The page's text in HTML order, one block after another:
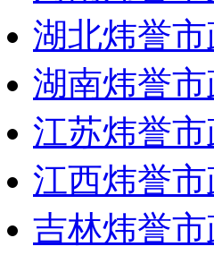
湖北炜誉
湖南炜誉
江苏炜誉
江西炜誉
吉林炜誉